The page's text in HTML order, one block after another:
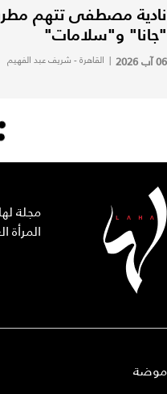
نادية مصطفى تتهم
"جانا" و"سلامات"
06 آب 2026 | القاهرة - شريف عبد الفهيم
مجلة
المرأة
موضة